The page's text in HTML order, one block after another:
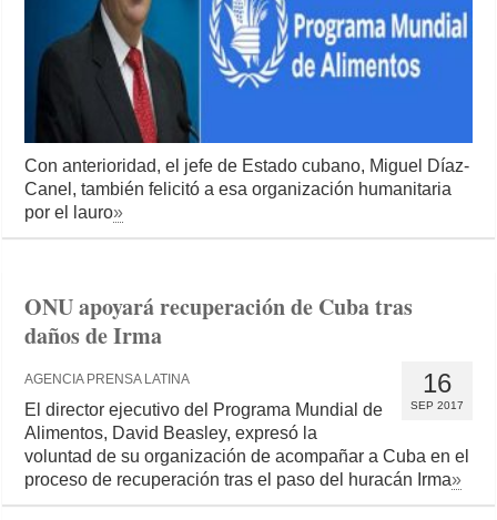
Con anterioridad, el jefe de Estado cubano, Miguel Díaz-
Canel, también felicitó a esa organización humanitaria
por el lauro»
ONU apoyará recuperación de Cuba tras
daños de Irma
16
SEP 2017
AGENCIA PRENSA LATINA
El director ejecutivo del Programa Mundial de
Alimentos, David Beasley, expresó la
voluntad de su organización de acompañar a Cuba en el
proceso de recuperación tras el paso del huracán Irma»